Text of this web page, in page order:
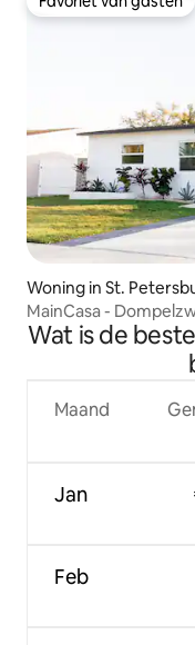
Favoriet van gasten
Woning in St.
MainCasa -
Wat is de
Maand
Jan
Feb